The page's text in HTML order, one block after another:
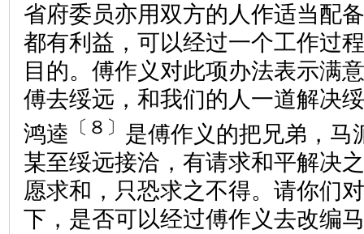
省府委员亦用双方的人作适当配
都有利益，可以经过一个工作过
目的。傅作义对此项办法表示满
傅去绥远，和我们的人一道解决
鸿逵 〔８〕 是傅作义的把兄弟，马
某至绥远接洽，有请求和平解决
愿求和，只恐求之不得。请你们
下，是否可以经过傅作义去改编